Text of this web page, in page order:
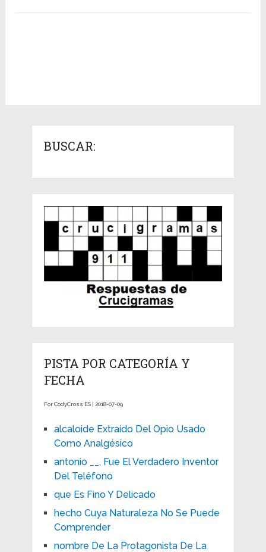
BUSCAR:
PISTA POR CATEGORÍA Y
FECHA
For CodyCross ES | 2018-07-09
alcaloide Extraído Del Opio Usado
Como Analgésico
antonio __, Fue El Verdadero Inventor
Del Teléfono
que Es Fino Y Delicado
hecho Cuya Naturaleza No Se Puede
Comprender
nombre De La Protagonista De La